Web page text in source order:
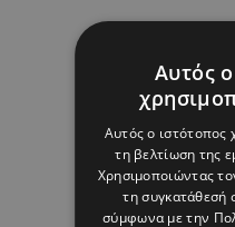
Αυτός
Αυτός ο ιστότοπος
τη βελτίωση της
Χρησιμοποιώντας
τη συγκατάθεσή
σύμφωνα με την